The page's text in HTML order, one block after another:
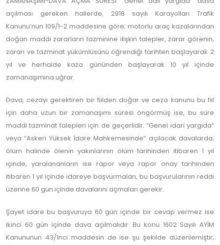
açılması gereken hallerde, 2918 sayılı Karayolları Trafik
Kanunu’nun 109/1-2 maddesine göre; motorlu araç kazalarından
doğan maddi zararların tazminine ilişkin talepler, zarar görenin,
zararı ve tazminat yükümlüsünü öğrendiği tarihten başlayarak 2
yıl ve herhalde kaza gününden başlayarak 10 yıl içinde
zamanaşımına uğrar.
Dava, cezayı gerektiren bir fiilden doğar ve ceza kanunu bu fiil
için daha uzun bir zamanaşımı süresi öngörmüş ise, bu süre
maddi tazminat talepleri için de geçerlidir. “Genel idari yargıda”
veya “Askeri Yüksek İdare Mahkemesinde” açılacak davalarda;
ölüm halinde ölenin yakınlarının ölüm tarihinden itibaren 1 yıl
içinde, yaralananların ise rapor veya rapor onay tarihinden
itibaren 1 yıl içinde idareye başvurmaları, bu başvurularının reddi
üzerine 60 gün içinde davalarını açmaları gerekir.
Şayet idare bu başvuruya 60 gün içinde bir cevap vermez ise
ikinci 60 gün içinde dava açılmalıdır. Bu konu 1602 Sayılı AYİM
Kanununun 43/1nci maddesin de ise şu şekilde düzenlemiştir;